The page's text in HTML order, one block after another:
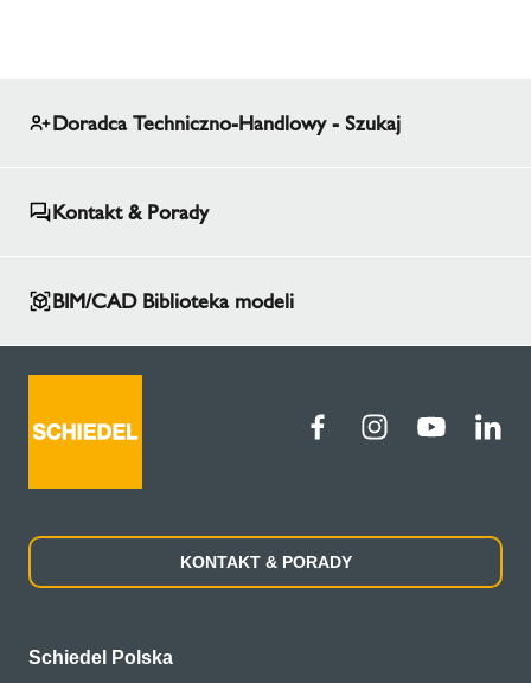
Doradca Techniczno-Handlowy - Szukaj
Kontakt & Porady
BIM/CAD Biblioteka modeli
KONTAKT & PORADY
Schiedel Polska